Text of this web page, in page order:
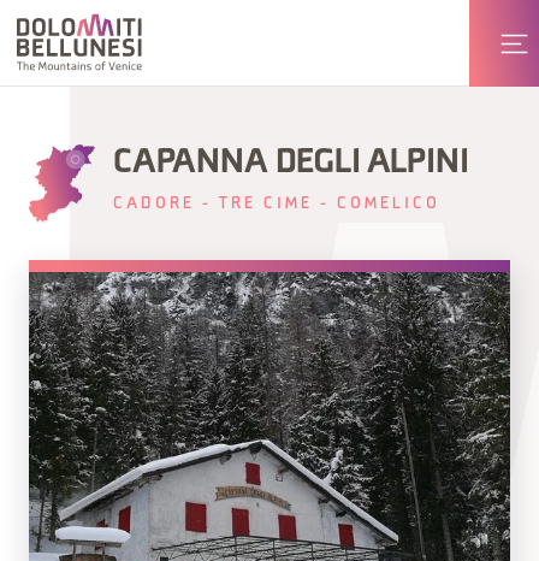
CAPANNA DEGLI ALPINI
CADORE - TRE CIME - COMELICO